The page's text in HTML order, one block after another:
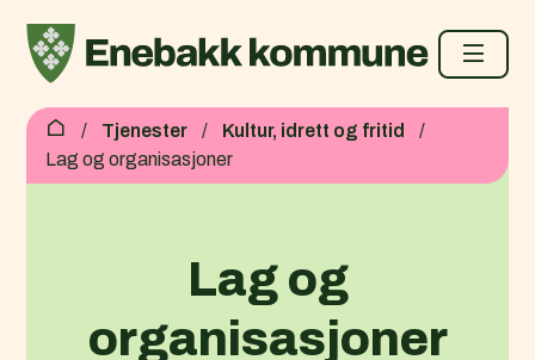
Du er her:Tjenester
Kultur, idrett og fritid
Lag og organisasjoner
Lag og
organisasjoner